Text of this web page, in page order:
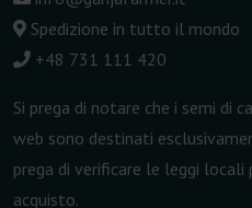
Spedizione in tutto il mondo
+48 731 111 420
Si prega di notare che i semi di
web sono destinati
prega di verificare le leggi
acquisto.